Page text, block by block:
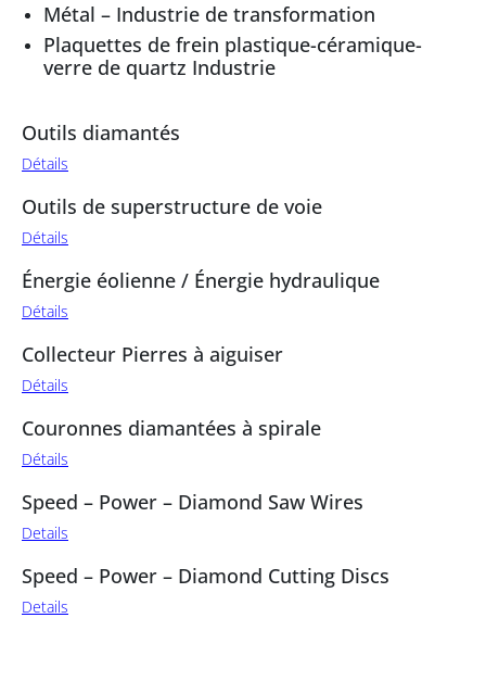
Métal – Industrie de transformation
Plaquettes de frein plastique-céramique-
verre de quartz Industrie
Outils diamantés
Détails
Outils de superstructure de voie
Détails
Énergie éolienne / Énergie hydraulique
Détails
Collecteur Pierres à aiguiser
Détails
Couronnes diamantées à spirale
Détails
Speed – Power – Diamond Saw Wires
Details
Speed – Power – Diamond Cutting Discs
Details